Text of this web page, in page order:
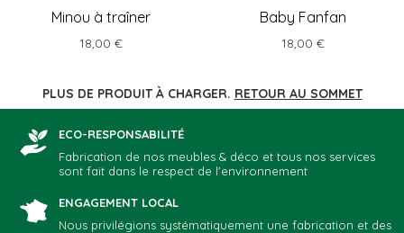
Minou à traîner
18,00 €
Baby Fanfan
18,00 €
PLUS DE PRODUIT À CHARGER. RETOUR AU SOMMET
ECO-RESPONSABILITÉ
Fabrication de nos meubles & déco et tous nos services
sont fait dans le respect de l'environnement
ENGAGEMENT LOCAL
Nous privilégions systématiquement une fabrication et des